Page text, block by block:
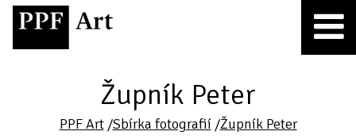
Župník Peter
PPF Art/Sbírka fotografií/Župník Peter